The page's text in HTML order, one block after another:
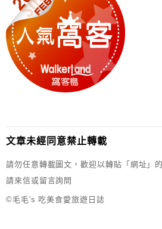
文章未經同意禁止轉載
請勿任意轉載圖文，歡迎以轉貼「網址」
請來信或留言詢問
©毛毛's 吃美食愛旅遊日誌